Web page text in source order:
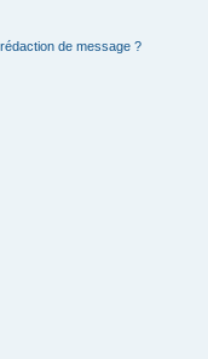
de message ?